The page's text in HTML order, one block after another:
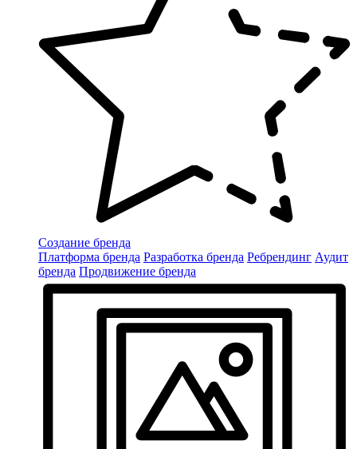
Создание бренда
Платформа бренда Разработка бренда Ребрендинг Аудит
бренда Продвижение бренда